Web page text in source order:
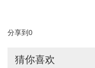
分享到0
猜你喜欢